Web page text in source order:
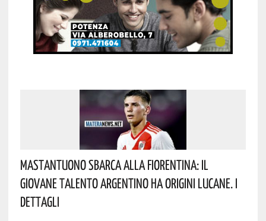
Mastantuono Sbarca Alla Fiorentina: Il
Giovane Talento Argentino Ha Origini Lucane. I
Dettagli